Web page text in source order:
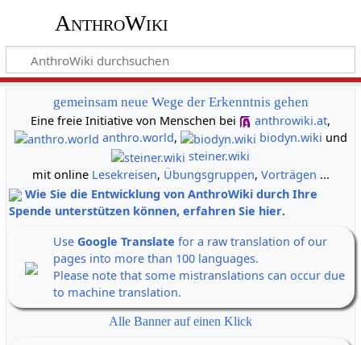
AnthroWiki
gemeinsam neue Wege der Erkenntnis gehen
Eine freie Initiative von Menschen bei
anthrowiki.at,
anthro.world, biodyn.wiki und
steiner.wiki
mit online Lesekreisen, Übungsgruppen, Vorträgen ...
Wie Sie die Entwicklung von AnthroWiki durch Ihre
Spende unterstützen können, erfahren Sie hier.
Use Google Translate for a raw translation of our
pages into more than 100 languages.
Please note that some mistranslations can occur due
to machine translation.
Alle Banner auf einen Klick